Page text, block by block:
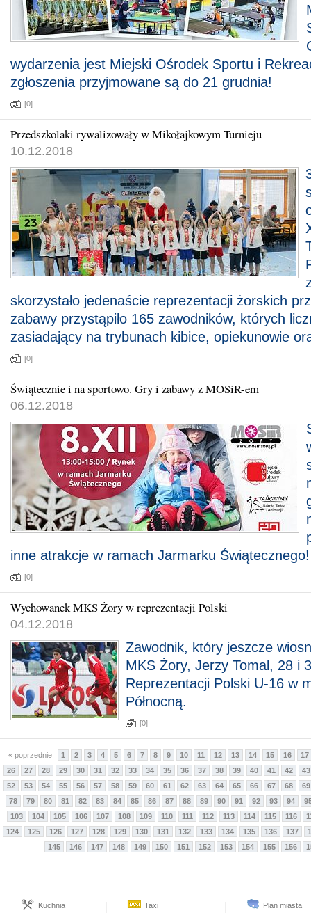
wydarzenia jest Miejski Ośrodek Sportu i
zgłoszenia przyjmowane są do 21 grudnia!
[0]
Przedszkolaki rywalizowały w Mikołajkowym Turnieju
10.12.2018
skorzystało jedenaście reprezentacji żorskich
zabawy przystąpiło 165 zawodników, których
zasiadający na trybunach kibice, opiekunowie
[0]
Świątecznie i na sportowo. Gry i zabawy z MOSiR-em
06.12.2018
inne atrakcje w ramach Jarmarku Świątecznego!
[0]
Wychowanek MKS Żory w reprezentacji Polski
04.12.2018
Zawodnik, który jeszcze
MKS Żory, Jerzy Tomal, 28 i
Reprezentacji Polski U-16 w
Północną.
[0]
« poprzednie 1 2 3 4 5 6 7 8 9 10 11 12 13 14 15 16
17
26
27 28 29 30 31 32 33 34 35 36 37 38 39 40 41 42
43
52
53 54 55 56 57 58 59 60 61 62 63 64 65 66 67 68
69
78
79 80 81 82 83 84 85 86 87 88 89 90 91 92 93 94
103
104 105 106 107 108 109 110 111 112 113 114 115 116
124
125 126 127 128 129 130 131 132 133 134 135 136 137
145
146 147 148 149 150 151 152 153 154 155 156
Kuchnia
Taxi
Plan miasta